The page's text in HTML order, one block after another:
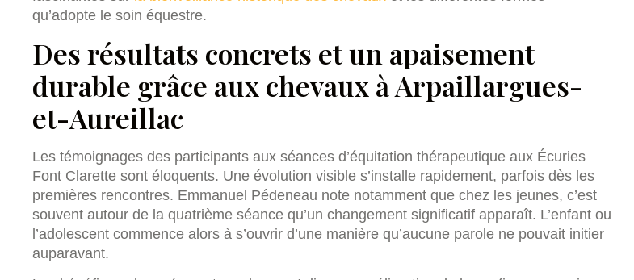
qu’adopte le soin équestre.
Des résultats concrets et un apaisement
durable grâce aux chevaux à Arpaillargues-
et-Aureillac
Les témoignages des participants aux séances d’équitation thérapeutique aux Écuries
Font Clarette sont éloquents. Une évolution visible s’installe rapidement, parfois dès les
premières rencontres. Emmanuel Pédeneau note notamment que chez les jeunes, c’est
souvent autour de la quatrième séance qu’un changement significatif apparaît. L’enfant ou
l’adolescent commence alors à s’ouvrir d’une manière qu’aucune parole ne pouvait initier
auparavant.